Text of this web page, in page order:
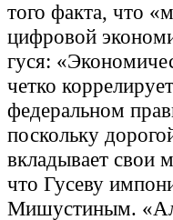
того факта, что
цифровой
гуся:
четко
федеральном
поскольку
вкладывает свои
что Гусеву
Мишустиным.